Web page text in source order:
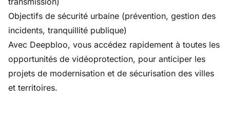
Objectifs de sécurité urbaine (prévention, gestion des
incidents, tranquillité publique)
Avec Deepbloo, vous accédez rapidement à toutes les
opportunités de vidéoprotection, pour anticiper les
projets de modernisation et de sécurisation des villes
et territoires.